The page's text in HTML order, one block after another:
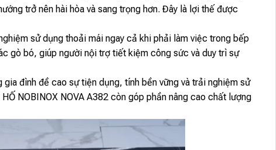
trở nên hài hòa và sang trọng hơn. Đây là lợi thế được
sử dụng thoải mái ngay cả khi phải làm việc trong bếp
gò bó, giúp người nội trợ tiết kiệm công sức và duy trì sự
gia đình đề cao sự tiện dụng, tính bền vững và trải nghiệm sử
NOBINOX NOVA A382 còn góp phần nâng cao chất lượng